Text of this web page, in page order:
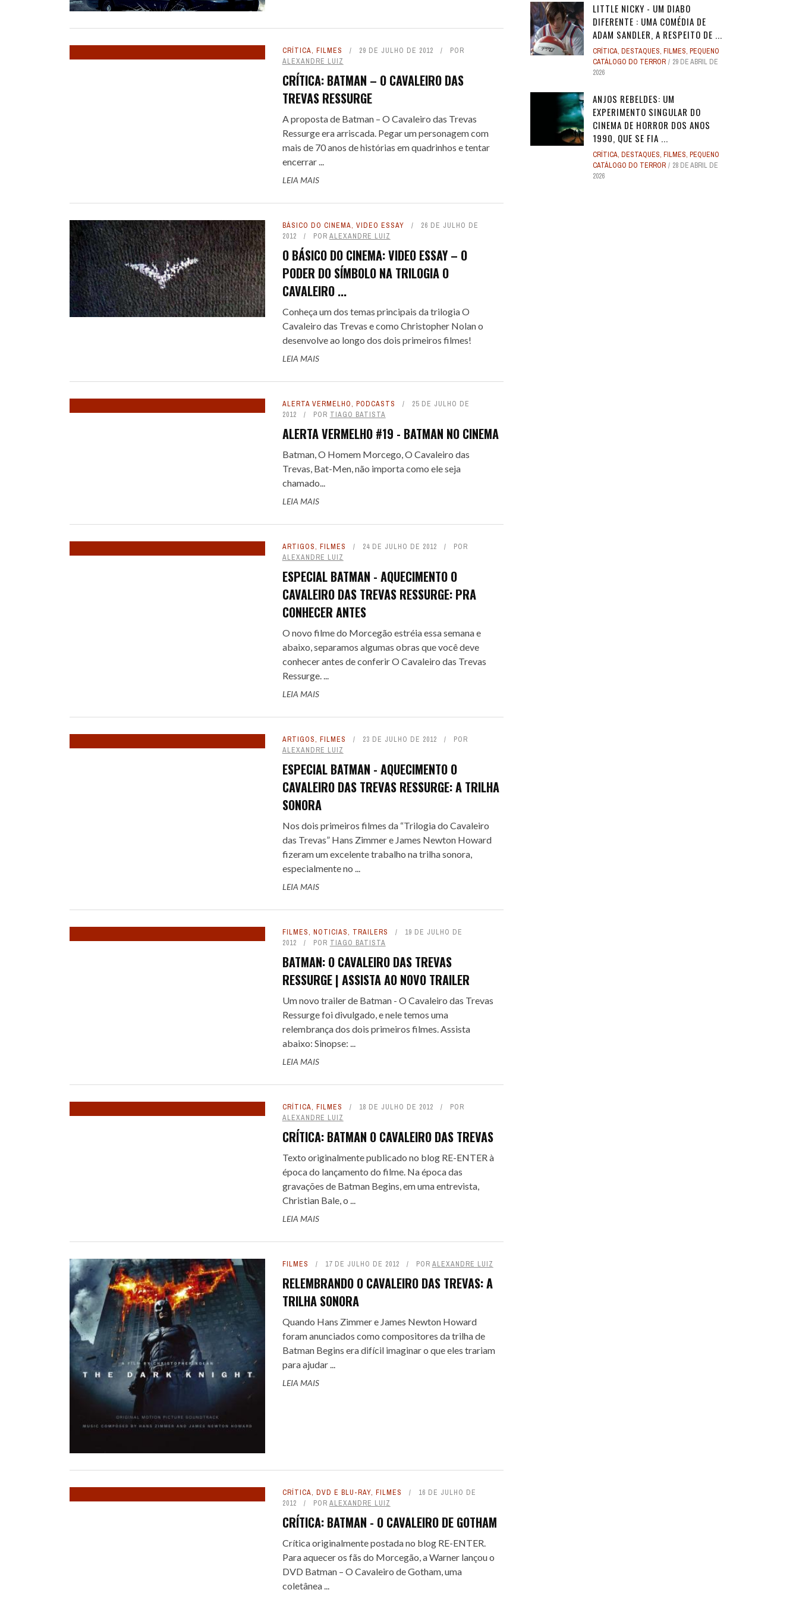
CRÍTICA, FILMES 29 DE JULHO DE 2012
POR
ALEXANDRE LUIZ
CRÍTICA: BATMAN – O CAVALEIRO DAS
TREVAS RESSURGE
A proposta de Batman – O Cavaleiro das Trevas
Ressurge era arriscada. Pegar um personagem com
mais de 70 anos de histórias em quadrinhos e tentar
encerrar ...
LEIA MAIS
BÁSICO DO CINEMA, VIDEO ESSAY
26 DE JULHO DE
2012
POR ALEXANDRE LUIZ
O BÁSICO DO CINEMA: VIDEO ESSAY – O
PODER DO SÍMBOLO NA TRILOGIA O
CAVALEIRO ...
Conheça um dos temas principais da trilogia O
Cavaleiro das Trevas e como Christopher Nolan o
desenvolve ao longo dos dois primeiros filmes!
LEIA MAIS
ALERTA VERMELHO, PODCASTS
25 DE JULHO DE
2012
POR TIAGO BATISTA
ALERTA VERMELHO #19 - BATMAN NO CINEMA
Batman, O Homem Morcego, O Cavaleiro das
Trevas, Bat-Men, não importa como ele seja
chamado...
LEIA MAIS
ARTIGOS, FILMES 24 DE JULHO DE 2012
POR
ALEXANDRE LUIZ
ESPECIAL BATMAN - AQUECIMENTO O
CAVALEIRO DAS TREVAS RESSURGE: PRA
CONHECER ANTES
O novo filme do Morcegão estréia essa semana e
abaixo, separamos algumas obras que você deve
conhecer antes de conferir O Cavaleiro das Trevas
Ressurge. ...
LEIA MAIS
ARTIGOS, FILMES 23 DE JULHO DE 2012
POR
ALEXANDRE LUIZ
ESPECIAL BATMAN - AQUECIMENTO O
CAVALEIRO DAS TREVAS RESSURGE: A TRILHA
SONORA
Nos dois primeiros filmes da “Trilogia do Cavaleiro
das Trevas” Hans Zimmer e James Newton Howard
fizeram um excelente trabalho na trilha sonora,
especialmente no ...
LEIA MAIS
FILMES, NOTICIAS, TRAILERS
19 DE JULHO DE
2012
POR TIAGO BATISTA
BATMAN: O CAVALEIRO DAS TREVAS
RESSURGE | ASSISTA AO NOVO TRAILER
Um novo trailer de Batman - O Cavaleiro das Trevas
Ressurge foi divulgado, e nele temos uma
relembrança dos dois primeiros filmes. Assista
abaixo: Sinopse: ...
LEIA MAIS
CRÍTICA, FILMES 18 DE JULHO DE 2012
POR
ALEXANDRE LUIZ
CRÍTICA: BATMAN O CAVALEIRO DAS TREVAS
Texto originalmente publicado no blog RE-ENTER à
época do lançamento do filme. Na época das
gravações de Batman Begins, em uma entrevista,
Christian Bale, o ...
LEIA MAIS
FILMES 17 DE JULHO DE 2012 POR ALEXANDRE LUIZ
RELEMBRANDO O CAVALEIRO DAS TREVAS: A
TRILHA SONORA
Quando Hans Zimmer e James Newton Howard
foram anunciados como compositores da trilha de
Batman Begins era difícil imaginar o que eles trariam
para ajudar ...
LEIA MAIS
CRÍTICA, DVD E BLU-RAY, FILMES
16 DE JULHO DE
2012
POR ALEXANDRE LUIZ
CRÍTICA: BATMAN - O CAVALEIRO DE GOTHAM
Crítica originalmente postada no blog RE-ENTER.
Para aquecer os fãs do Morcegão, a Warner lançou o
DVD Batman – O Cavaleiro de Gotham, uma
coletânea ...
LITTLE NICKY - UM DIABO
DIFERENTE : UMA COMÉDIA DE
ADAM SANDLER, A RESPEITO DE ...
CRÍTICA, DESTAQUES, FILMES, PEQUENO
CATÁLOGO DO TERROR
29 DE ABRIL DE
2026
ANJOS REBELDES: UM
EXPERIMENTO SINGULAR DO
CINEMA DE HORROR DOS ANOS
1990, QUE SE FIA ...
CRÍTICA, DESTAQUES, FILMES, PEQUENO
CATÁLOGO DO TERROR
28 DE ABRIL DE
2026